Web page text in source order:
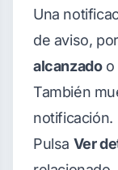
Una
de aviso,
alcanzadoo
También
notificación.
Pulsa Ver